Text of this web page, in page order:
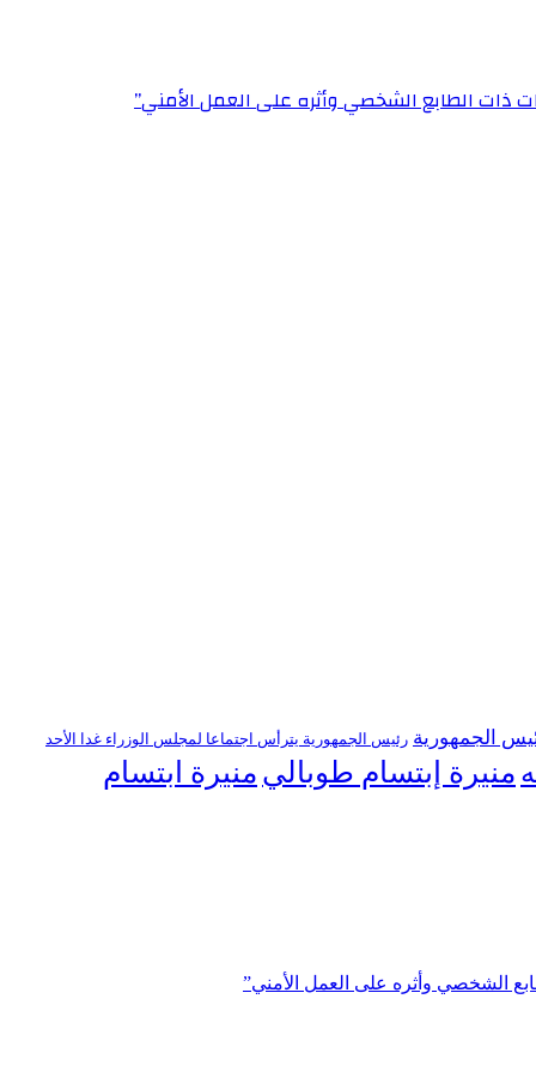
ذات الطابع الشخصي وأثره على العمل الأمني”
الجمهورية رئيس الجمهورية يترأس اجتماعا لمجلس الوزراء غدا الأحد
منيرة إبتسام طوبالي منيرة ابتسام
الشخصي وأثره على العمل الأمني”